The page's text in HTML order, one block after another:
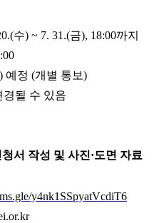
수) ~ 7. 31.(금), 18:00까지
예정 (개별 통보)
될 수 있음
서 작성 및 사진·도면 자료
y4nk1SSpyatVcdiT6